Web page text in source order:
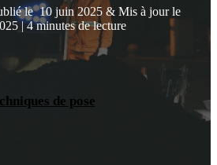
le10 juin 2025 & Mis à jour le
| 4 minutes de lecture
de pose